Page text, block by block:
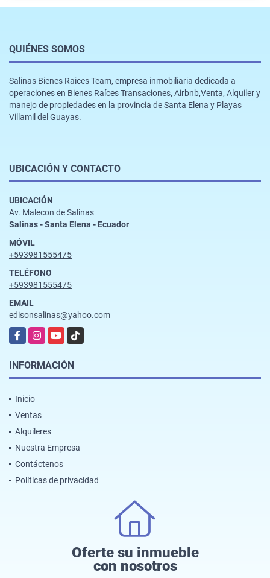
QUIÉNES SOMOS
Salinas Bienes Raices Team, empresa inmobiliaria dedicada a
operaciones en Bienes Raíces Transaciones, Airbnb,Venta, Alquiler y
manejo de propiedades en la provincia de Santa Elena y Playas
Villamil del Guayas.
UBICACIÓN Y CONTACTO
UBICACIÓN
Av. Malecon de Salinas
Salinas - Santa Elena - Ecuador
MÓVIL
+593981555475
TELÉFONO
+593981555475
EMAIL
edisonsalinas@yahoo.com
FacebookInstagramYouTubeTikTok
INFORMACIÓN
Inicio
Ventas
Alquileres
Nuestra Empresa
Contáctenos
Políticas de privacidad
Oferte su inmueble
con nosotros